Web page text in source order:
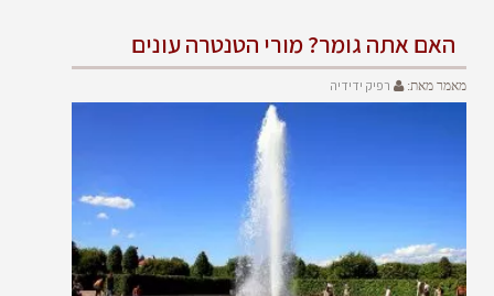
האם אתה גומר? מורי הטנטרה עונים
מאמר מאת: רפיק ידידיה